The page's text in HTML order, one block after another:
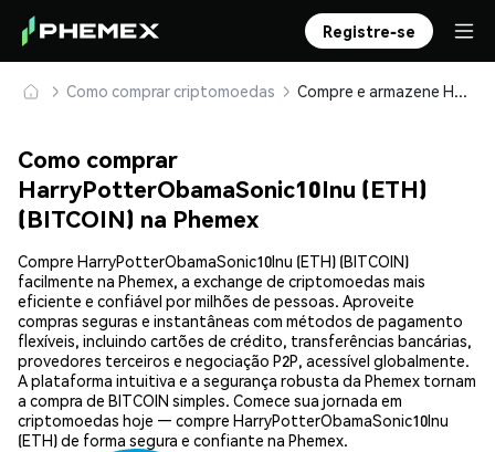
Registre-se
Como comprar criptomoedas Compre e armazene HarryPotterObamaSonic10Inu (ETH) (BITCOIN) com segurança
Como comprar
HarryPotterObamaSonic10Inu (ETH)
(BITCOIN) na Phemex
Compre HarryPotterObamaSonic10Inu (ETH) (BITCOIN)
facilmente na Phemex, a exchange de criptomoedas mais
eficiente e confiável por milhões de pessoas. Aproveite
compras seguras e instantâneas com métodos de pagamento
flexíveis, incluindo cartões de crédito, transferências bancárias,
provedores terceiros e negociação P2P, acessível globalmente.
A plataforma intuitiva e a segurança robusta da Phemex tornam
a compra de BITCOIN simples. Comece sua jornada em
criptomoedas hoje — compre HarryPotterObamaSonic10Inu
(ETH) de forma segura e confiante na Phemex.